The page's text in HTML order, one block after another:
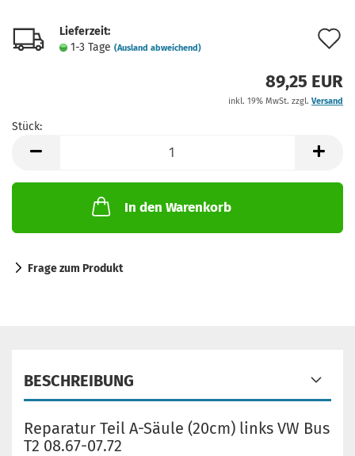
Lieferzeit:
1-3 Tage (Ausland abweichend)
89,25 EUR
inkl. 19% MwSt. zzgl. Versand
Stück:
In den Warenkorb
Frage zum Produkt
BESCHREIBUNG
Reparatur Teil A-Säule (20cm) links VW Bus
T2 08.67-07.72